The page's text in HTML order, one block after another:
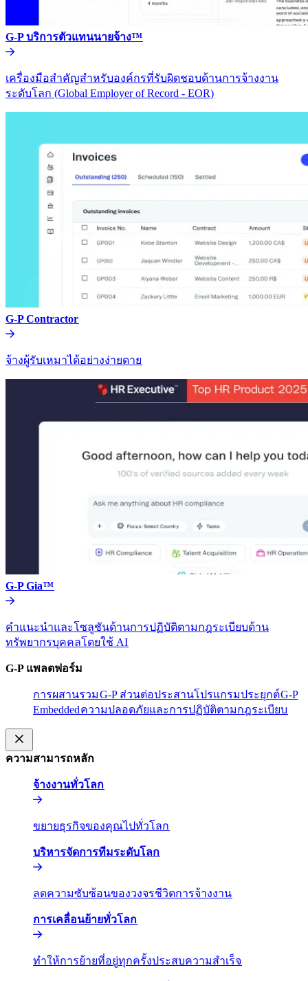
G-P บริการตัวแทนนายจ้าง™​​
เครื่องมือสำคัญสำหรับองค์กรที่รับผิดชอบด้านการจ้างงาน
ระดับโลก (Global Employer of Record - EOR)​​
G-P Contractor​​
จ้างผู้รับเหมาได้อย่างง่ายดาย​​
G-P Gia™​​
คำแนะนำและโซลูชันด้านการปฏิบัติตามกฎระเบียบด้าน
ทรัพยากรบุคคลโดยใช้ AI​​
G-P แพลตฟอร์ม​​
การผสานรวม​​G-P ส่วนต่อประสานโปรแกรมประยุกต์​​G-P
Embedded​​ความปลอดภัยและการปฏิบัติตามกฎระเบียบ​​
ความสามารถหลัก​​
จ้างงานทั่วโลก​​
ขยายธุรกิจของคุณไปทั่วโลก​​
บริหารจัดการทีมระดับโลก​​
ลดความซับซ้อนของวงจรชีวิตการจ้างงาน​​
การเคลื่อนย้ายทั่วโลก​​
ทำให้การย้ายที่อยู่ทุกครั้งประสบความสำเร็จ​​